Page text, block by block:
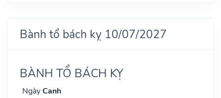
Bành tổ bách kỵ 10/07/2027
BÀNH TỔ BÁCH KỴ
NgàyCanh